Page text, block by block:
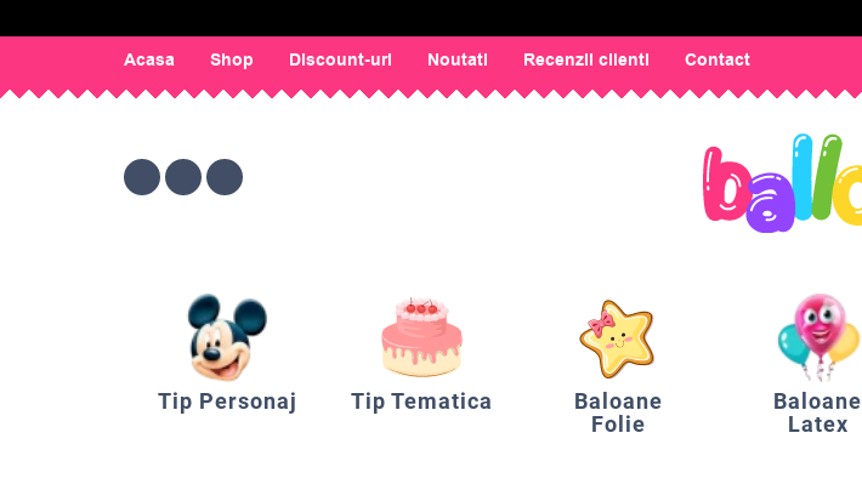
Acasa Shop Discount-uri Noutati Recenzii clienti Contact
Tip Personaj Tip Tematica
Baloane
Folie
Baloane
Latex